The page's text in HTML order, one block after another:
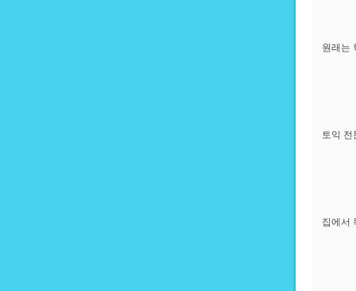
원래는
토익 전
집에서